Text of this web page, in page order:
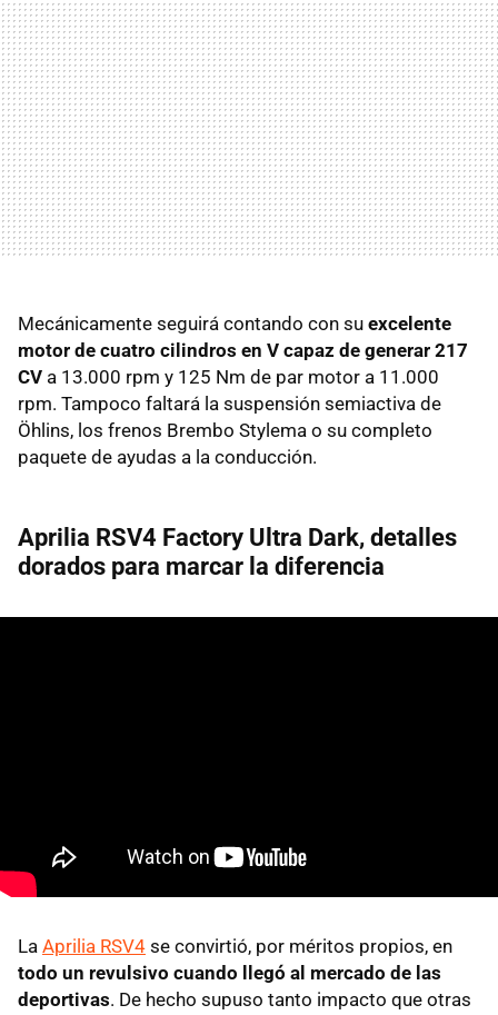
Mecánicamente seguirá contando con su excelente
motor de cuatro cilindros en V capaz de generar 217
CV a 13.000 rpm y 125 Nm de par motor a 11.000
rpm. Tampoco faltará la suspensión semiactiva de
Öhlins, los frenos Brembo Stylema o su completo
paquete de ayudas a la conducción.
Aprilia RSV4 Factory Ultra Dark, detalles
dorados para marcar la diferencia
La Aprilia RSV4 se convirtió, por méritos propios, en
todo un revulsivo cuando llegó al mercado de las
deportivas. De hecho supuso tanto impacto que otras